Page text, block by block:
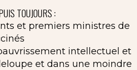
TOUJOURS :
et premiers ministres de
intellectuel et
et dans une moindre